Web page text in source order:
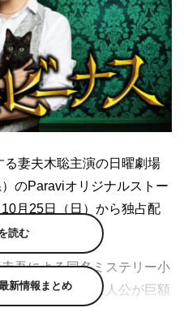
妻夫木聡主演の日曜劇場
のParaviオリジナルストー
月25日（日）から独占配
吾による同名ミステリー小
きっかけに、主人公が巨額
読む
新情報まとめ